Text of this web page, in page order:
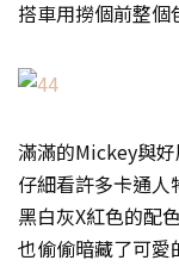
搭車用撈個前整個
滿滿的Mickey與
仔細看許多卡通人
黑白灰X紅色的配
也偷偷暗藏了可愛